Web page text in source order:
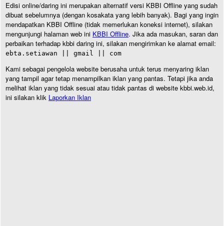
Edisi online/daring ini merupakan alternatif versi KBBI Offline yang sudah
dibuat sebelumnya (dengan kosakata yang lebih banyak). Bagi yang ingin
mendapatkan KBBI Offline (tidak memerlukan koneksi internet), silakan
mengunjungi halaman web ini KBBI Offline. Jika ada masukan, saran dan
perbaikan terhadap kbbi daring ini, silakan mengirimkan ke alamat email:
ebta.setiawan || gmail || com
Kami sebagai pengelola website berusaha untuk terus menyaring iklan
yang tampil agar tetap menampilkan iklan yang pantas. Tetapi jika anda
melihat iklan yang tidak sesuai atau tidak pantas di website kbbi.web.id,
ini silakan klik Laporkan Iklan